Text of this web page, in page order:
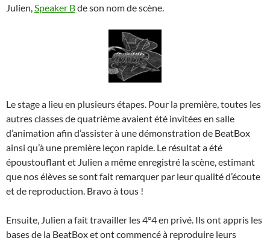
Julien,Speaker Bde son nom de scène.
Le stage a lieu en plusieurs étapes. Pour la première, toutes les
autres classes de quatrième avaient été invitées en salle
d’animation afin d’assister à une démonstration de BeatBox
ainsi qu’à une première leçon rapide. Le résultat a été
époustouflant et Julien a même enregistré la scène, estimant
que nos élèves se sont fait remarquer par leur qualité d’écoute
et de reproduction. Bravo à tous !
Ensuite, Julien a fait travailler les 4°4 en privé. Ils ont appris les
bases de la BeatBox et ont commencé à reproduire leurs